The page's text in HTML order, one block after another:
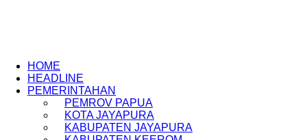
HOME
HEADLINE
PEMERINTAHAN
PEMROV PAPUA
KOTA JAYAPURA
KABUPATEN JAYAPURA